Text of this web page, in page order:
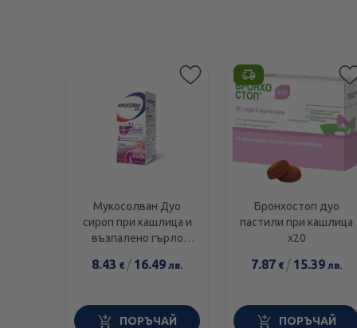
Мукосолван Дуо
сироп при кашлица и
възпалено гърло
8.43 € / 16.49 лв.
ПОРЪЧАЙ
Бронхостоп дуо
пастили при кашлица
х20
7.87 € / 15.39 лв.
ПОРЪЧАЙ